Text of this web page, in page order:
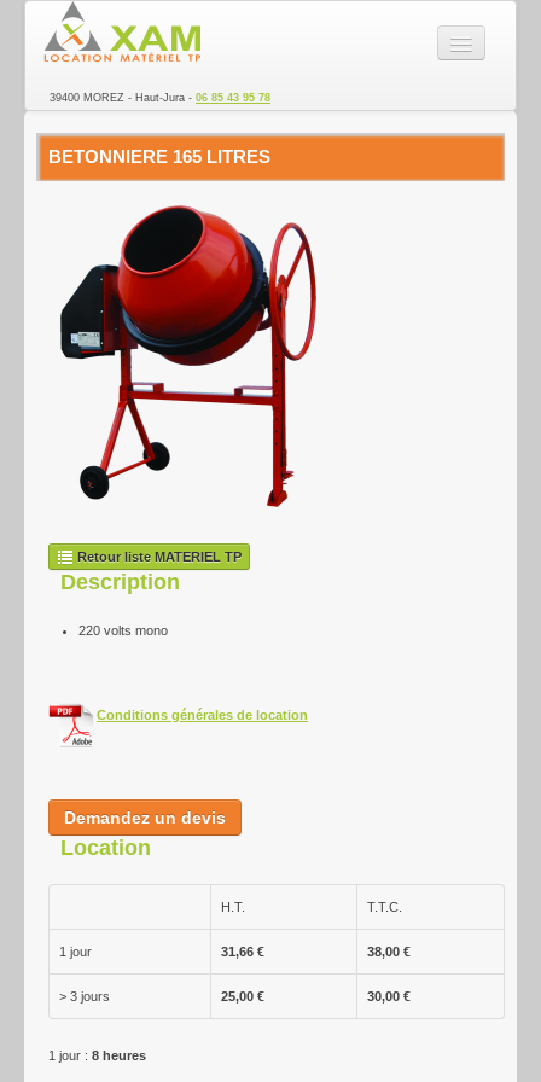
SARL XAM - Location de
La société
Nacelle
Véhicules Utilitaires
Transport
Electroportatif
Remorque
Ponçage des sols
Nettoyage
39400 MOREZ - Haut-Jura - 06 85 43 95 78
BETONNIERE 165 LITRES
Retour liste MATERIEL TP
Description
220 volts mono
Conditions générales de location
Demandez un devis
Location
H.T. T.T.C.
1 jour 31,66 € 38,00 €
> 3 jours 25,00 € 30,00 €
1 jour : 8 heures